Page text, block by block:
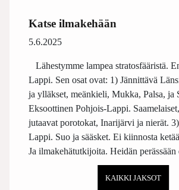
Katse ilmakehään
5.6.2025
Lähestymme lampea stratosfääristä.
Lappi. Sen osat ovat: 1) Jännittävä
ja ylläkset, meänkieli, Mukka, Palsa, ja
Eksoottinen Pohjois-Lappi.
jutaavat porotokat, Inarijärvi ja nierät.
Lappi. Suo ja sääsket. Ei kiinnosta
Ja ilmakehätutkijoita. Heidän
KAIKKI JAKSOT